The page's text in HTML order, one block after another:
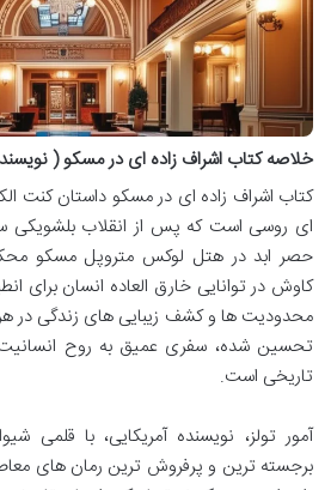
خلاصه کتاب اشراف زاده ای در مسکو (
کتاب اشراف زاده ای در مسکو داستان کنت
حصر ابد در هتل لوکس متروپل مسکو
کاوش در توانایی خارق العاده انسان برای
محدودیت ها و کشف زیبایی های زندگی در هر
تحسین شده، سفری عمیق به روح انسانیت
تاریخی است.
آمور تولز، نویسنده آمریکایی، با قلمی
برجسته ترین و پرفروش ترین رمان های